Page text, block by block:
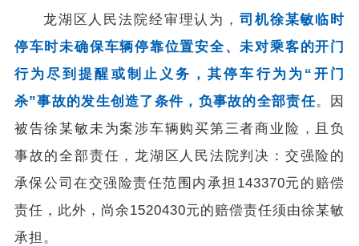
龙湖区人民法院经审理认为， 司机徐某敏临时
停车时未确保车辆停靠位置安全、未对乘客的开门
行为尽到提醒或制止义务，其停车行为为“开门
杀”事故的发生创造了条件，负事故的全部责任。因
被告徐某敏未为案涉车辆购买第三者商业险，且负
事故的全部责任，龙湖区人民法院判决：交强险的
承保公司在交强险责任范围内承担143370元的赔偿
责任，此外，尚余1520430元的赔偿责任须由徐某敏
承担。